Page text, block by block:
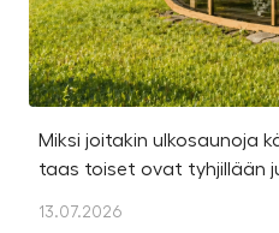
Miksi joitakin ulkosaunoja
taas toiset ovat tyhjillään
13.07.2026